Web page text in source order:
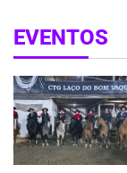
EVENTOS